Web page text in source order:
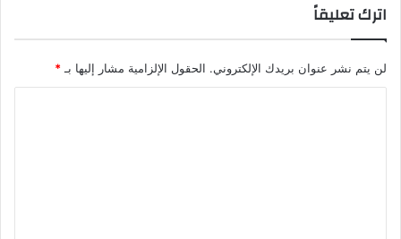
اترك تعليقاً
لن يتم نشر عنوان بريدك الإلكتروني. الحقول الإلزامية مشار إليها بـ*